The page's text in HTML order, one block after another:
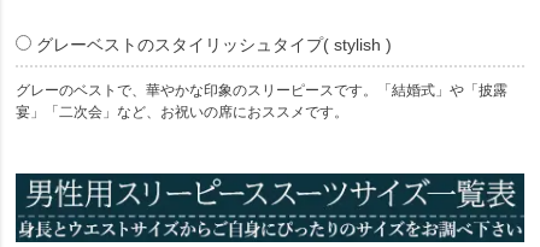
グレーベストのスタイリッシュタイプ( stylish )
グレーのベストで、華やかな印象のスリーピースです。「結婚式」や「披露
宴」「二次会」など、お祝いの席におススメです。